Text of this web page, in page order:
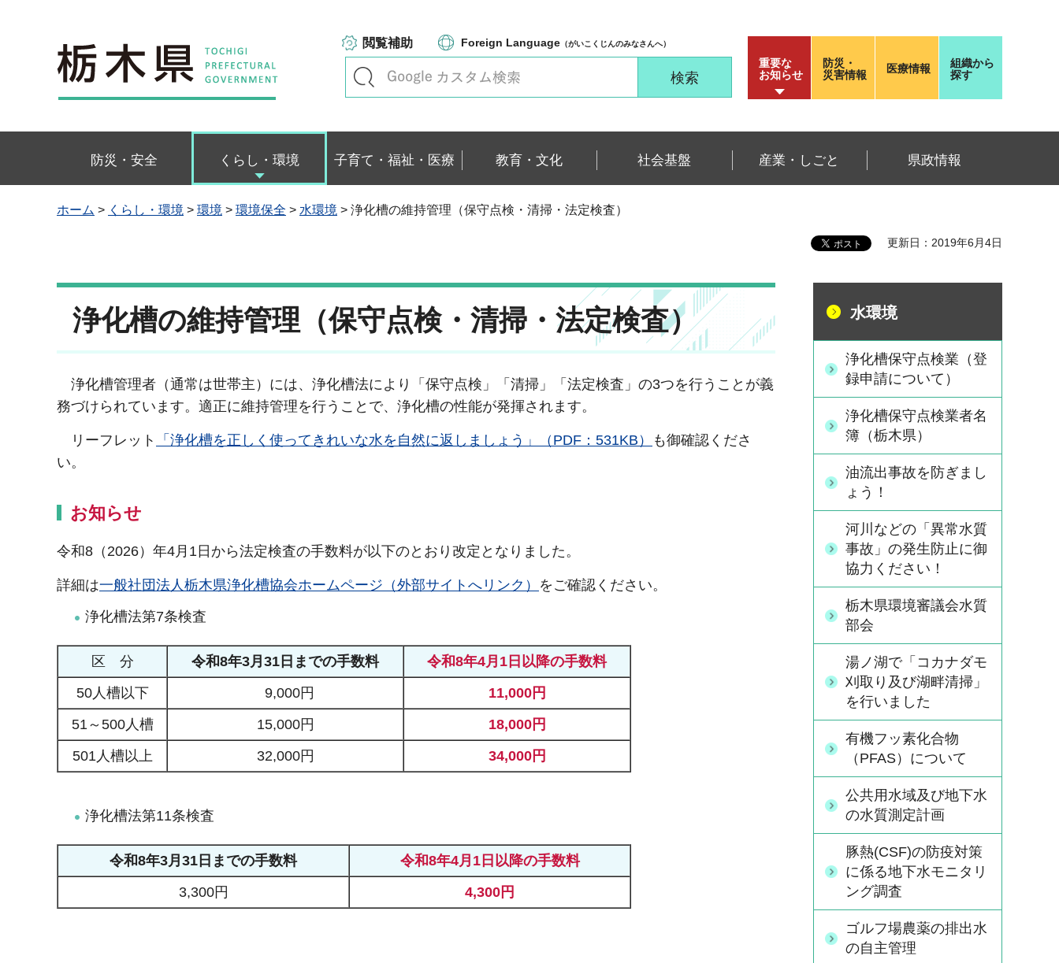
栃木県
閲覧補助 Foreign Language （がいこくじんのみなさんへ）
重要な
お知らせ
防災・
災害情報
医療情報
組織から
探す
防災・安全 くらし・環境 子育て・福祉・医療 教育・文化 社会基盤 産業・しごと 県政情報
ホーム > くらし・環境 > 環境 > 環境保全 > 水環境 > 浄化槽の維持管理（保守点検・清掃・法定検査）
更新日：2019年6月4日
浄化槽の維持管理（保守点検・清掃・法定検査）
浄化槽管理者（通常は世帯主）には、浄化槽法により「保守点検」「清掃」「法定検査」の3つを行うことが義
務づけられています。適正に維持管理を行うことで、浄化槽の性能が発揮されます。
リーフレット 「浄化槽を正しく使ってきれいな水を自然に返しましょう」（PDF：531KB）
も御確認くださ
い。
お知らせ
令和8（2026）年4月1日から法定検査の手数料が以下のとおり改定となりました。
詳細は一般社団法人栃木県浄化槽協会ホームページ（外部サイトへリンク） をご確認ください。
浄化槽法第7条検査
区 分 令和8年3月31日までの手数料
令和8年4月1日以降の手数料
50人槽以下
9,000円
11,000円
51～500人槽
15,000円
18,000円
501人槽以上
32,000円 34,000円
浄化槽法第11条検査
令和8年3月31日までの手数料
令和8年4月1日以降の手数料
3,300円
4,300円
水環境
浄化槽保守点検業（登
録申請について）
浄化槽保守点検業者名
簿（栃木県）
油流出事故を防ぎまし
ょう！
河川などの「異常水質
事故」の発生防止に御
協力ください！
栃木県環境審議会水質
部会
湯ノ湖で「コカナダモ
刈取り及び湖畔清掃」
を行いました
有機フッ素化合物
（PFAS）について
公共用水域及び地下水
の水質測定計画
豚熱(CSF)の防疫対策
に係る地下水モニタリ
ング調査
ゴルフ場農薬の排出水
の自主管理